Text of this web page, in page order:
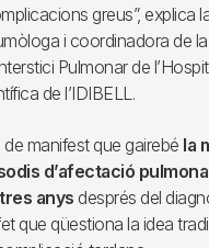
greus”, explica
i coordinadora de
Pulmonar de
de l’IDIBELL.
de manifest que gairebé la
d’afectació
anys després del
que qüestiona la idea